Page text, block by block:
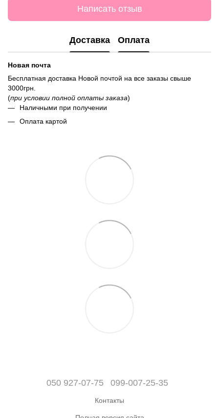
Написать отзыв
Доставка Оплата
Новая почта
Бесплатная доставка Новой почтой на все заказы свыше
3000грн.
(при условии полной оплаты заказа)
Наличными при получении
Оплата картой
050 927-07-75 099-007-25-35
Контакты